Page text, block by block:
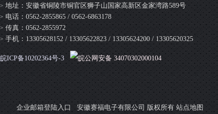
> 地址：安徽省铜陵市铜官区狮子山国家高新区金家湾路589号
> 电话：0562-2855865 / 0562-6863178
> 传真：0562-2855972
> 手机：13305628152 / 13305622823 / 13305624200 / 13305620325
皖ICP备10202364号-3 皖公网安备 34070302000104
企业邮箱登陆入口 安徽赛福电子有限公司 版权所有 站点地图